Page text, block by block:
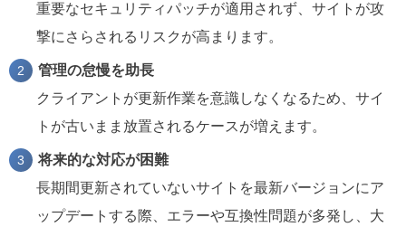
重要なセキュリティパッチが適用されず、サイトが攻
撃にさらされるリスクが高まります。
管理の怠慢を助長
クライアントが更新作業を意識しなくなるため、サイ
トが古いまま放置されるケースが増えます。
将来的な対応が困難
長期間更新されていないサイトを最新バージョンにア
ップデートする際、エラーや互換性問題が多発し、大